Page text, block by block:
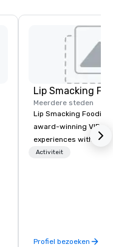
Lip Smacking
Meerdere steden
Lip Smacking Foodie
award-winning VIP
experiences with
restaurants
and craft cocktails at
Activiteit
Profiel bezoeken